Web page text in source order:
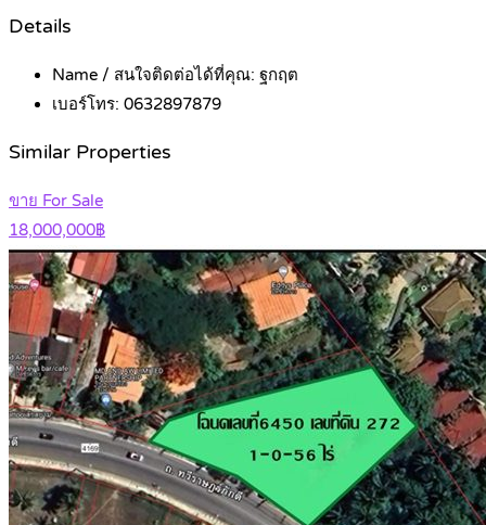
Details
Name / สนใจติดต่อได้ที่คุณ: ฐกฤต
เบอร์โทร: 0632897879
Similar Properties
ขาย For Sale
18,000,000฿